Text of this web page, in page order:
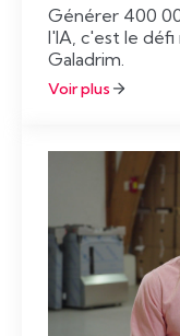
Générer 400
l'IA, c'est le
Galadrim.
Voir plus